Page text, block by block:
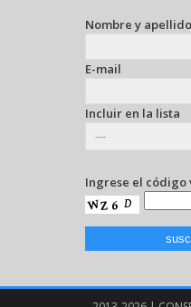
Nombre y apellido
E-mail
Incluir en la lista
Ingrese el